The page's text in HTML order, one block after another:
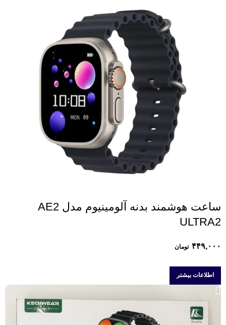
ساعت هوشمند بدنه آلومینیوم مدل AE2
ULTRA2
۴۴۹,۰۰۰ تومان
اطلاعات بیشتر